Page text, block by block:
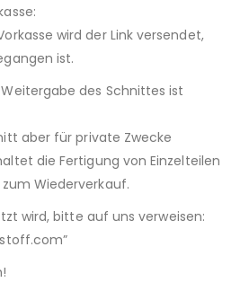
wird der Link versendet,
ist.
des Schnittes ist
aber für private Zwecke
die Fertigung von Einzelteilen
Wiederverkauf.
wird, bitte auf uns verweisen: